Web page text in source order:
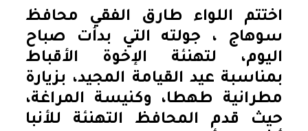
اختتم اللواء طارق الفقي محافظ
سوهاج ، جولته التي بدأت صباح
اليوم، لتهنئة الإخوة الأقباط
بمناسبة عيد القيامة المجيد، بزيارة
مطرانية طهطا، وكنيسة المراغة،
حيث قدم المحافظ التهنئة للأنبا